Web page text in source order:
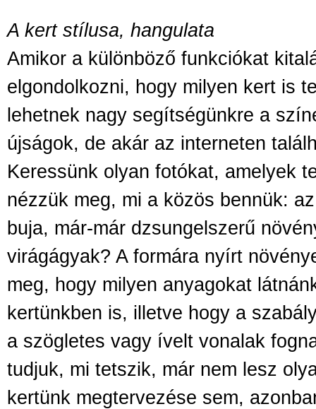
A kert stílusa, hangulata
Amikor a különböző funkciókat
elgondolkozni, hogy milyen kert is
lehetnek nagy segítségünkre a
újságok, de akár az interneten
Keressünk olyan fotókat, amelyek
nézzük meg, mi a közös bennük:
buja, már-már dzsungelszerű
virágágyak? A formára nyírt
meg, hogy milyen anyagokat
kertünkben is, illetve hogy a
a szögletes vagy ívelt vonalak
tudjuk, mi tetszik, már nem lesz
kertünk megtervezése sem,